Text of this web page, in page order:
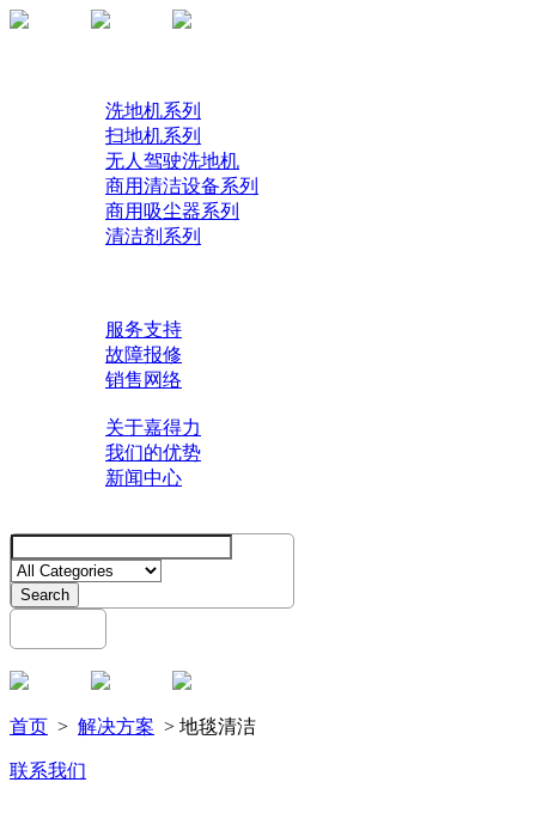
洗地机系列
扫地机系列
无人驾驶洗地机
商用清洁设备系列
商用吸尘器系列
清洁剂系列
服务支持
故障报修
销售网络
关于嘉得力
我们的优势
新闻中心
Search
首页 > 解决方案 > 地毯清洁
联系我们